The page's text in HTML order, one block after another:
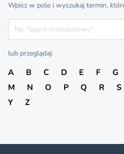
Wpisz w pole i wyszukaj termin,
Szukaj
lub przeglądaj:
A B C D E F G
M
N O P Q R S
Y
Z